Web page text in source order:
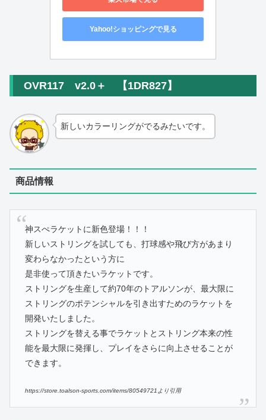
Yahoo!ショッピングで見る
OVR117 v2.0＋ 【1DR827】
新しいカラーリングがでるみたいです。
商品情報
神スぺラケットに新色登場！！！
新しいストリングを試しても、打球感や飛び方があまり
変わらなかったという方に
是非使って頂きたいラケットです。
ストリングを生産して約70年のトアルソンが、最大限に
ストリングのポテンシャルを引き出すためのラケットを
開発いたしました。
ストリングを替える事でラケットとストリング本来の性
能を最大限に発揮し、プレイをさらに向上させることが
できます。
https://store.toalson-sports.com/items/80549721より引用